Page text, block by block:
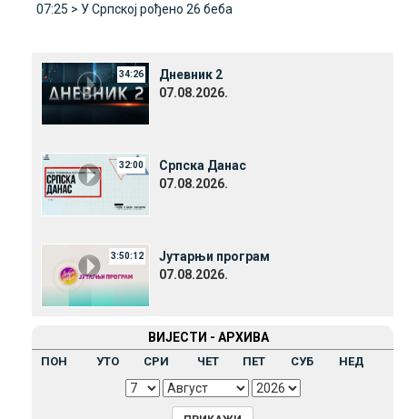
07:25 > У Српској рођено 26 беба
34:26
Дневник 2
07.08.2026.
32:00
Српска Данас
07.08.2026.
3:50:12
Јутарњи програм
07.08.2026.
ВИЈЕСТИ - АРХИВА
ПОН УТО СРИ ЧЕТ ПЕТ СУБ НЕД